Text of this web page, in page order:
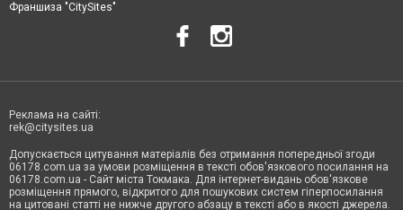
Франшиза "CitySites"
Реклама на сайті:
rek@citysites.ua
Допускається цитування матеріалів без отримання попередньої згоди
06178.com.ua за умови розміщення в тексті обов'язкового посилання на
06178.com.ua - Сайт міста Токмака. Для інтернет-видань обов'язкове
розміщення прямого, відкритого для пошукових систем гіперпосилання
на цитовані статті не нижче другого абзацу в тексті або в якості джерела.